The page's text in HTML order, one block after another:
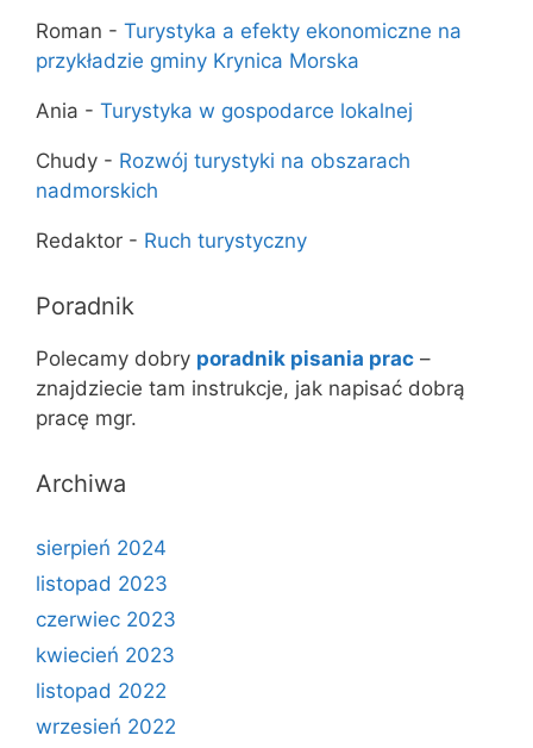
Roman - Turystyka a efekty ekonomiczne na
przykładzie gminy Krynica Morska
Ania - Turystyka w gospodarce lokalnej
Chudy - Rozwój turystyki na obszarach
nadmorskich
Redaktor - Ruch turystyczny
Poradnik
Polecamy dobry poradnik pisania prac –
znajdziecie tam instrukcje, jak napisać dobrą
pracę mgr.
Archiwa
sierpień 2024
listopad 2023
czerwiec 2023
kwiecień 2023
listopad 2022
wrzesień 2022